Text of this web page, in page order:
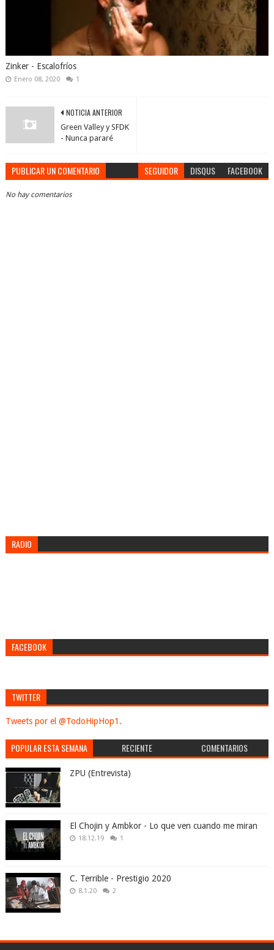
Zinker - Escalofríos
Enero 08, 2020 1
NOTICIA ANTERIOR
Green Valley y SFDK
- Nunca pararé
PUBLICAR UN COMENTARIO SEGUIDOR DISQUS FACEBOOK
No hay comentarios
RADIO
FACEBOOK
TWITTER
Tweets por el @TodoHipHop1.
POPULAR ESTA SEMANA RECIENTE COMENTARIOS
ZPU (Entrevista)
El Chojin y Ambkor - Lo que ven cuando me miran
18.12.19 1
C. Terrible - Prestigio 2020
8.1.20 2